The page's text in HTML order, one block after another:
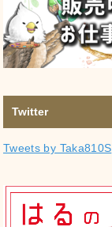
Twitter
Tweets by Taka810S